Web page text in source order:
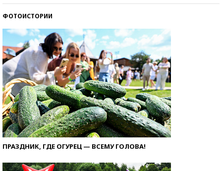
ФОТОИСТОРИИ
ПРАЗДНИК, ГДЕ ОГУРЕЦ — ВСЕМУ ГОЛОВА!